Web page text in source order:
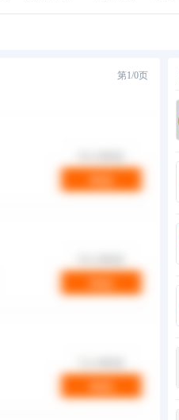
业 非盈利机构 农/林/牧/渔
第1/0页